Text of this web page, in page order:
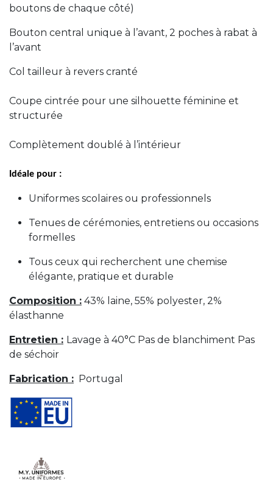
boutons de chaque côté)
Bouton central unique à l’avant, 2 poches à rabat à
l’avant
Col tailleur à revers cranté
Coupe cintrée pour une silhouette féminine et
structurée
Complètement doublé à l’intérieur
Idéale pour :
Uniformes scolaires ou professionnels
Tenues de cérémonies, entretiens ou occasions
formelles
Tous ceux qui recherchent une chemise
élégante, pratique et durable
Composition : 43% laine, 55% polyester, 2%
élasthanne
Entretien : Lavage à 40°C Pas de blanchiment Pas
de séchoir
Fabrication : Portugal